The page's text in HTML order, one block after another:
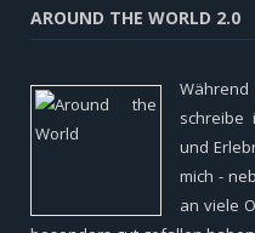
AROUND THE WORLD 2.0
schreibe
und
mich -
an viele